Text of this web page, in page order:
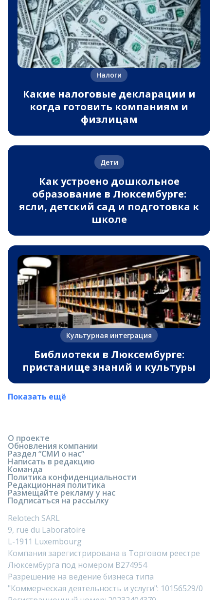
Налоги
Какие налоговые декларации и
когда готовить компаниям и
физлицам
Дети
Как устроено дошкольное
образование в Люксембурге:
ясли, детский сад и подготовка к
школе
Культурная интеграция
Библиотеки в Люксембурге:
пристанище знаний и культуры
Показать ещё
О проекте
Обновления компании
Раздел “СМИ о нас”
Написать в редакцию
Команда
Политика конфиденциальности
Редакционная политика
Размещайте рекламу у нас
Подписаться на рассылку
Relotech SARL
9, rue du Laboratoire
L-1911 Luxembourg
Компания зарегистрирована в Торговом реестре
Люксембурга под номером B274954
Разрешение на ведение бизнеса типа
"Коммерческая деятельность и услуги": 10156529/0